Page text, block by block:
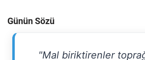
Günün Sözü
"Mal biriktirenler